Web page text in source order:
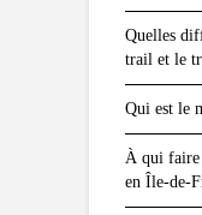
Quelles
trail et le
Qui est le
À qui faire
en Île-de-